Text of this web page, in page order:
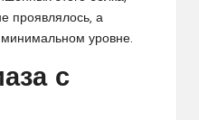
проявлялось, а
уровне.
с